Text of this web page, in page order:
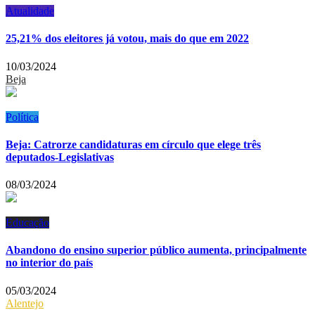
Atualidade
25,21% dos eleitores já votou, mais do que em 2022
10/03/2024
Beja
Política
Beja: Catrorze candidaturas em círculo que elege três
deputados-Legislativas
08/03/2024
Educação
Abandono do ensino superior público aumenta, principalmente
no interior do país
05/03/2024
Alentejo